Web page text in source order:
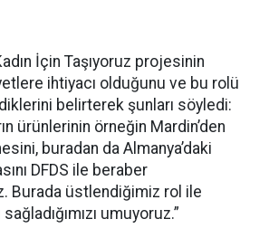
İçin Taşıyoruz projesinin
ihtiyacı olduğunu ve bu rolü
belirterek şunları söyledi:
ürünlerinin örneğin Mardin’den
buradan da Almanya’daki
DFDS ile beraber
Burada üstlendiğimiz rol ile
umuyoruz.”